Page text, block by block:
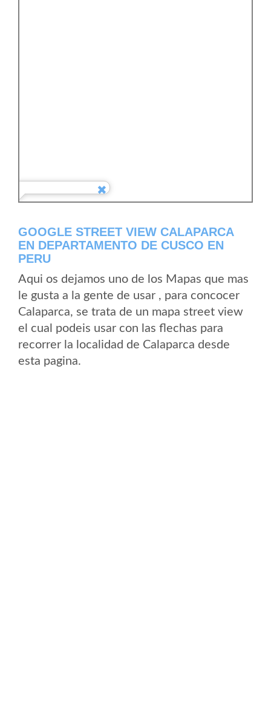
GOOGLE STREET VIEW CALAPARCA
EN DEPARTAMENTO DE CUSCO EN
PERU
Aqui os dejamos uno de los Mapas que mas
le gusta a la gente de usar , para concocer
Calaparca, se trata de un mapa street view
el cual podeis usar con las flechas para
recorrer la localidad de Calaparca desde
esta pagina.